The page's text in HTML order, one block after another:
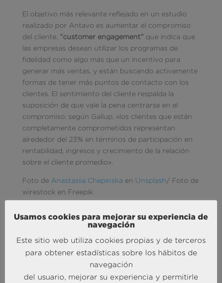
El objetivo más relevante reflejado en un estudio
realizado por Antavo es aumentar el compromiso
del cliente, “customer engagement” que indica que
las empresas desean utilizar los programas de
fidelidad como algo más que un incentivo para
generar más ventas, y están buscando activamente
formas de tener más puntos de contacto con los
clientes. El sentimiento del cliente respalda la
suposición de que vale la pena centrarse en el
compromiso: según Gallup, «los clientes que están
completamente comprometidos representan
alrededor del 23% en términos de participación en
rentabilidad, ingresos y crecimiento de la relación
sobre el cliente promedio».
Foto de Anastasiia Chepinska en Unsplash/ Foto de
wirestock en Freepik
Usamos cookies para mejorar su experiencia de
navegación
Este sitio web utiliza cookies propias y de terceros
para obtener estadísticas sobre los hábitos de
navegación
del usuario, mejorar su experiencia y permitirle